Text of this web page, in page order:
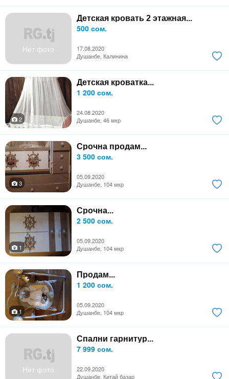
Нет фото
Детская кровать 2 этажная...
500 сом.
17.08.2020
Душанбе, Калинина
Детская кроватка...
1 200 сом.
24.08.2020
2
Душанбе, 46 мкр
Срочна продам...
3 500 сом.
05.09.2020
3
Душанбе, 104 мкр
Срочна...
2 500 сом.
05.09.2020
1
Душанбе, 104 мкр
Продам...
1 200 сом.
05.09.2020
1
Душанбе, 104 мкр
Нет фото
Спални гарнитур...
7 999 сом.
22.09.2020
Душанбе, Китай базар